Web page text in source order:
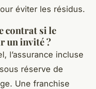
éviter les résidus.
contrat si le
un invité ?
l’assurance incluse
réserve de
Une franchise